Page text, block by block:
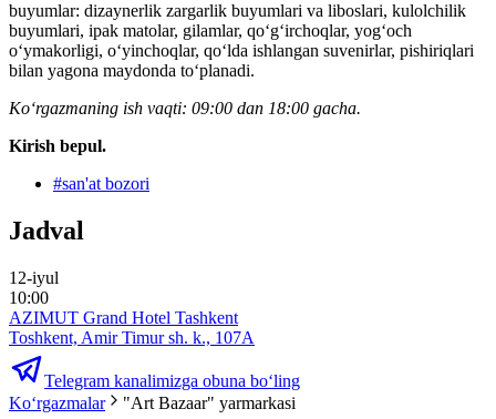
buyumlar: dizaynerlik zargarlik buyumlari va liboslari, kulolchilik
buyumlari, ipak matolar, gilamlar, qo‘g‘irchoqlar, yog‘och
o‘ymakorligi, o‘yinchoqlar, qo‘lda ishlangan suvenirlar, pishiriqlari
bilan yagona maydonda to‘planadi.
Koʻrgazmaning ish vaqti: 09:00 dan 18:00 gacha.
Kirish bepul.
#san'at bozori
Jadval
12-iyul
10:00
AZIMUT Grand Hotel Tashkent
Toshkent, Amir Timur sh. k., 107А
Telegram kanalimizga obuna bo‘ling
Ko‘rgazmalar
"Art Bazaar" yarmarkasi